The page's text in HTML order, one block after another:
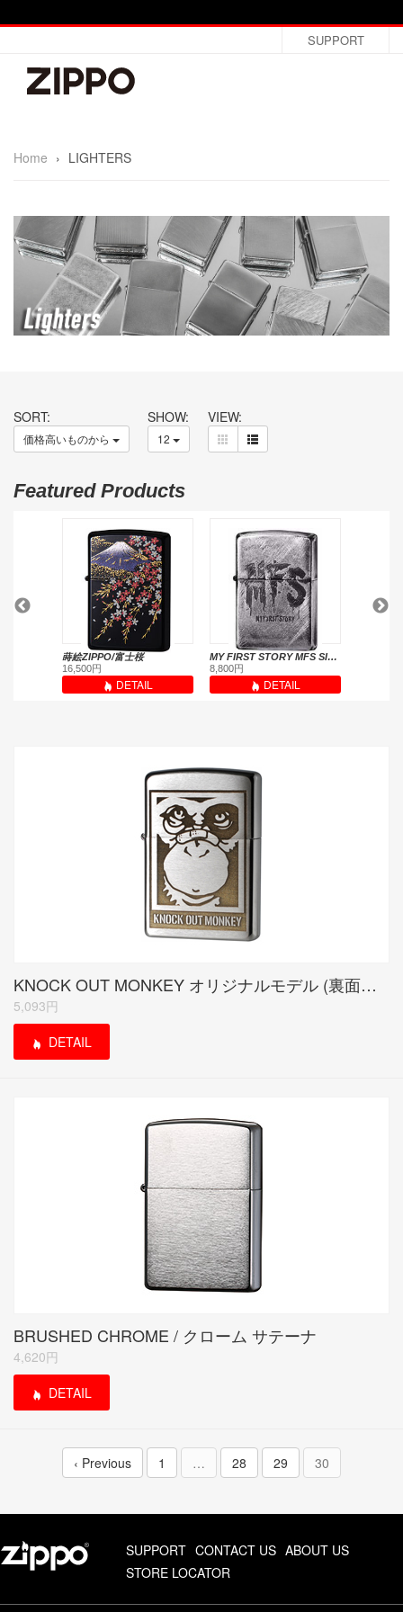
SUPPORT
Home › LIGHTERS
SORT:
価格高いものから
SHOW:
12
VIEW:
Featured Products
蒔絵ZIPPO/富士桜
16,500円
DETAIL
MY FIRST STORY MFS SILVER RUDO受注限定モデル<当サイトは紹介のみ>
8,800円
DETAIL
KNOCK OUT MONKEY オリジナルモデル (裏面シリアルナンバー入り)
5,093円
DETAIL
BRUSHED CHROME / クローム サテーナ
4,620円
DETAIL
‹ Previous 1 … 28 29 30
SUPPORT CONTACT US ABOUT US
STORE LOCATOR